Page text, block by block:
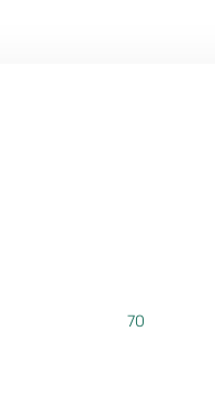
70